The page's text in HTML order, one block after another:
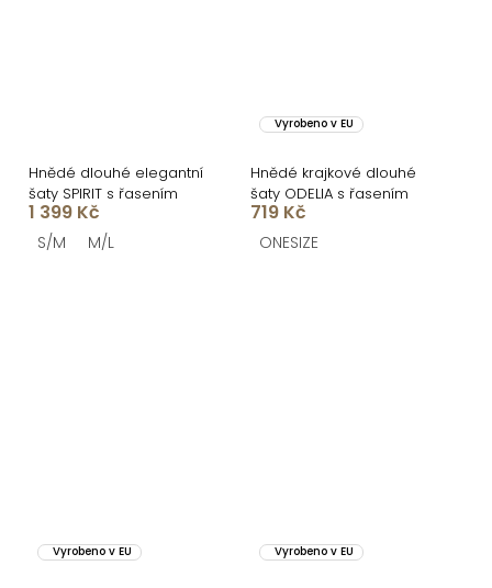
Hnědé dlouhé elegantní
šaty SPIRIT s řasením
1 399 Kč
S/M M/L
Vyrobeno v EU
Hnědé krajkové dlouhé
šaty ODELIA s řasením
719 Kč
ONESIZE
Vyrobeno v EU Vyrobeno v EU